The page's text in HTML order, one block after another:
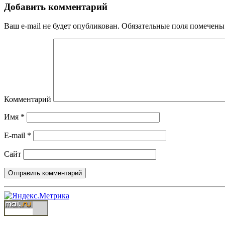
Добавить комментарий
Ваш e-mail не будет опубликован. Обязательные поля
Комментарий
Имя *
E-mail *
Сайт